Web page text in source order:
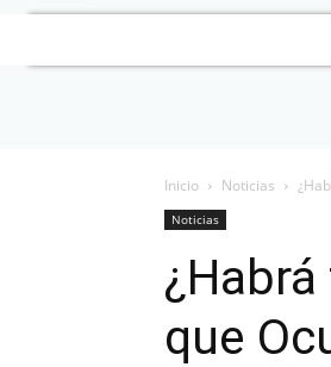
Inicio Noticias
Noticias
que